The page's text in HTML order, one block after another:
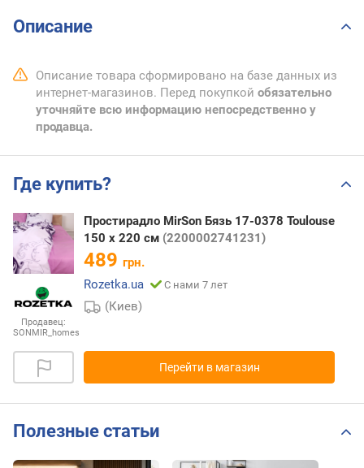
Описание
Описание товара сформировано на базе данных из
интернет-магазинов. Перед покупкой обязательно
уточняйте всю информацию непосредственно у
продавца.
Где купить?
Продавец:
SONMIR_homes
Простирадло MirSon Бязь 17-0378 Toulouse
150 х 220 см (2200002741231)
489 грн.
Rozetka.ua
С нами 7 лет
(Киев)
Перейти в магазин
Полезные статьи